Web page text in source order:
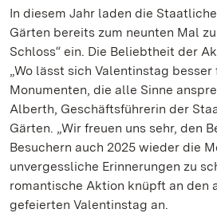
In diesem Jahr laden die
Gärten bereits zum neunten Mal
Schloss“ ein. Die Beliebtheit der
„Wo lässt sich Valentinstag
Monumenten, die alle Sinne
Alberth, Geschäftsführerin der
Gärten. „Wir freuen uns sehr, den
Besuchern auch 2025 wieder die
unvergessliche Erinnerungen zu
romantische Aktion knüpft an den
gefeierten Valentinstag an.